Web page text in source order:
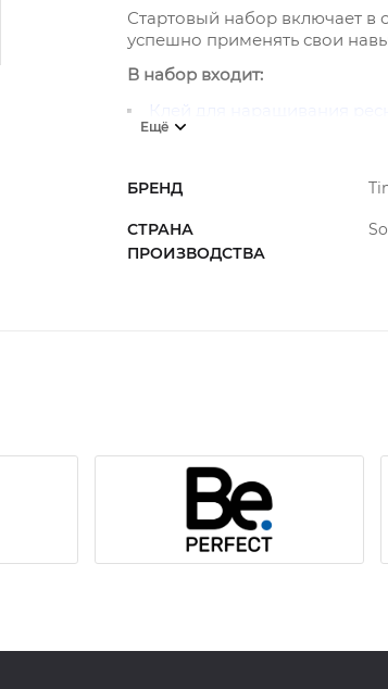
Стартовый набор включает
успешно применять свои
В набор входит:
Клей для наращивания
Ресницы чёрные Lovely
Ресницы чёрные Lovely
Обезжириватель для
Праймер для ресниц Lovely
Коллагеновые патчи для
Палетка для клея №3 - 5 штук
Микробраши для ресниц
Щёточка для ресниц
Ещё
БРЕНД
СТРАНА
ПРОИЗВОДСТВА